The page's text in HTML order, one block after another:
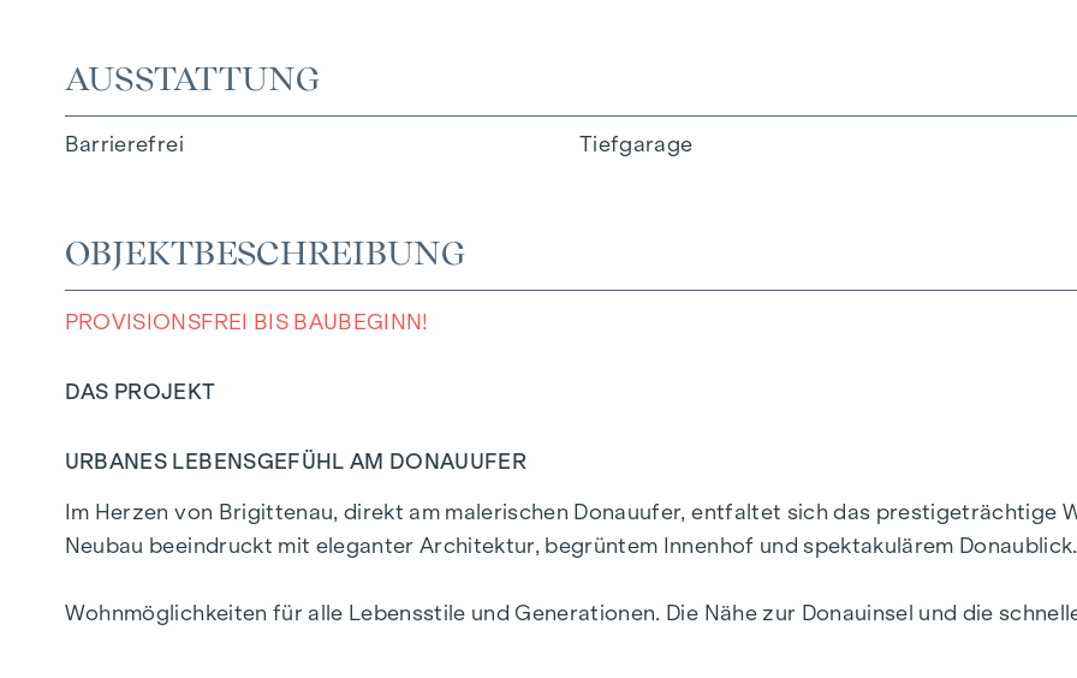
AUSSTATTUNG
Barrierefrei Tiefgarage
OBJEKTBESCHREIBUNG
PROVISIONSFREI BIS BAUBEGINN!
DAS PROJEKT
URBANES LEBENSGEFÜHL AM DONAUUFER
Im Herzen von Brigittenau, direkt am malerischen Donauufer, entfaltet sich das prestigeträchtige
Neubau beeindruckt mit eleganter Architektur, begrüntem Innenhof und spektakulärem
Wohnmöglichkeiten für alle Lebensstile und Generationen. Die Nähe zur Donauinsel und die